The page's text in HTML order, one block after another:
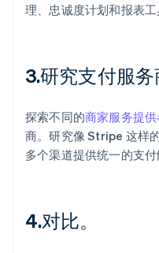
理、忠诚度计划和报表工
3.研究支付服务
探索不同的商家服务提
商。研究像 Stripe 这样
多个渠道提供统一的支付
4.对比。